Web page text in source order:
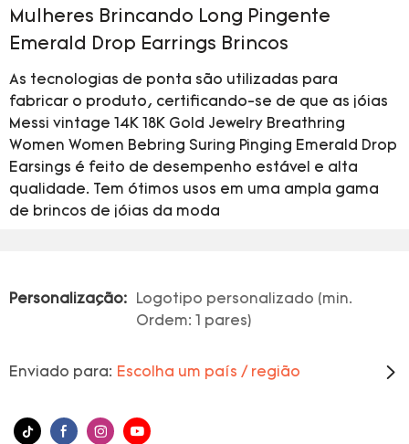
Mulheres Brincando Long Pingente
Emerald Drop Earrings Brincos
As tecnologias de ponta são utilizadas para
fabricar o produto, certificando-se de que as jóias
Messi vintage 14K 18K Gold Jewelry Breathring
Women Women Bebring Suring Pinging Emerald Drop
Earsings é feito de desempenho estável e alta
qualidade. Tem ótimos usos em uma ampla gama
de brincos de jóias da moda
Personalização:
Logotipo personalizado (min.
Ordem: 1 pares)
Enviado para: Escolha um país / região